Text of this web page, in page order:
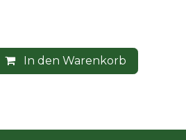
In den Warenkorb